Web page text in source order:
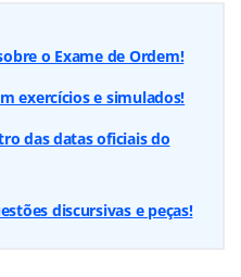
o Exame de Ordem!
exercícios e simulados!
das datas oficiais do
discursivas e peças!